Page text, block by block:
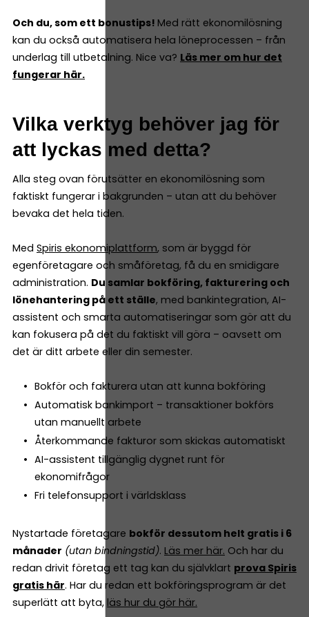
Och du, som ett bonustips! Med rätt ekonomilösning
kan du också automatisera hela löneprocessen – från
underlag till utbetalning. Nice va? Läs mer om hur det
fungerar här.
Vilka verktyg behöver jag för
att lyckas med detta?
Alla steg ovan förutsätter en ekonomilösning som
faktiskt fungerar i bakgrunden – utan att du behöver
bevaka det hela tiden.
Med Spiris ekonomiplattform, som är byggd för
egenföretagare och småföretag, få du en smidigare
administration. Du samlar bokföring, fakturering och
lönehantering på ett ställe, med bankintegration, AI-
assistent och smarta automatiseringar som gör att du
kan fokusera på det du faktiskt vill göra – oavsett om
det är ditt arbete eller din semester.
Bokför och fakturera utan att kunna bokföring
Automatisk bankimport – transaktioner bokförs
utan manuellt arbete
Återkommande fakturor som skickas automatiskt
AI-assistent tillgänglig dygnet runt för
ekonomifrågor
Fri telefonsupport i världsklass
Nystartade företagare bokför dessutom helt gratis i 6
månader (utan bindningstid). Läs mer här. Och har du
redan drivit företag ett tag kan du självklart prova Spiris
gratis här. Har du redan ett bokföringsprogram är det
superlätt att byta, läs hur du gör här.